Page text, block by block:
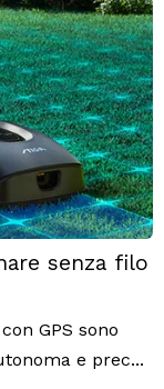
senza filo
GPS sono
e prec...